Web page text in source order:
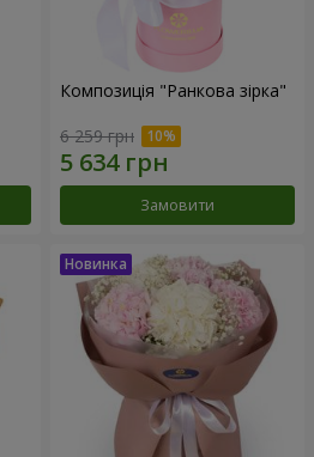
Композиція "Ранкова зірка"
6 259 грн
Замовити